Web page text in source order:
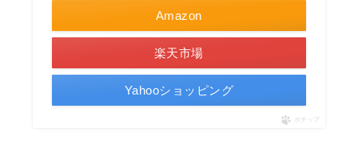
Amazon
楽天市場
Yahooショッピング
ポチップ